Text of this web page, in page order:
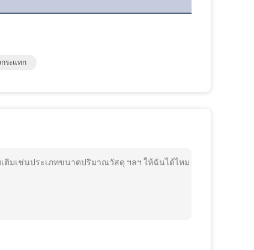
ระแทก
ติมเช่นประเภทขนาดปริมาณวัสดุ ฯลฯ ให้ฉันได้ไหม